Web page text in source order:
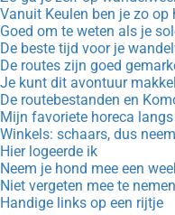
Vanuit Keulen ben je zo op
Goed om te weten als je
De beste tijd voor je
De routes zijn goed
Je kunt dit avontuur
De routebestanden en
Mijn favoriete horeca
Winkels: schaars, dus
Hier logeerde ik
Neem je hond mee een
Niet vergeten mee te nemen
Handige links op een rijtje
zijn
om
te
Ze
gebruikt